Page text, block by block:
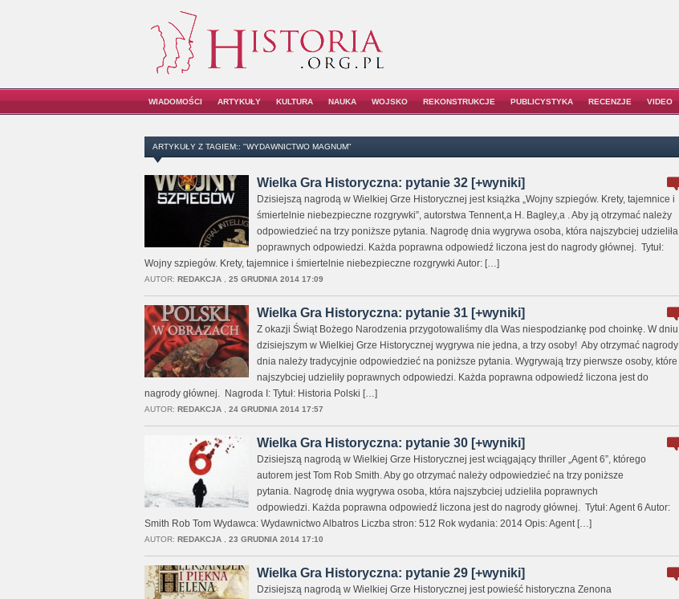
WIADOMOŚCI ARTYKUŁY KULTURA NAUKA WOJSKO REKONSTRUKCJE PUBLICYSTYKA RECENZJE VIDEO
ARTYKUŁY Z TAGIEM:: "WYDAWNICTWO MAGNUM"
Wielka Gra Historyczna: pytanie 32 [+wyniki]
Dzisiejszą nagrodą w Wielkiej Grze Historycznej jest książka „Wojny szpiegów. Krety, tajemnice i
śmiertelnie niebezpieczne rozgrywki”, autorstwa Tennent‚a H. Bagley‚a . Aby ją otrzymać należy
odpowiedzieć na trzy poniższe pytania. Nagrodę dnia wygrywa osoba, która najszybciej udzieliła
poprawnych odpowiedzi. Każda poprawna odpowiedź liczona jest do nagrody głównej. Tytuł:
Wojny szpiegów. Krety, tajemnice i śmiertelnie niebezpieczne rozgrywki Autor: […]
AUTOR: REDAKCJA, 25 GRUDNIA 2014 17:09
Wielka Gra Historyczna: pytanie 31 [+wyniki]
Z okazji Świąt Bożego Narodzenia przygotowaliśmy dla Was niespodziankę pod choinkę. W dniu
dzisiejszym w Wielkiej Grze Historycznej wygrywa nie jedna, a trzy osoby! Aby otrzymać nagrody
dnia należy tradycyjnie odpowiedzieć na poniższe pytania. Wygrywają trzy pierwsze osoby, które
najszybciej udzieliły poprawnych odpowiedzi. Każda poprawna odpowiedź liczona jest do
nagrody głównej. Nagroda I: Tytuł: Historia Polski […]
AUTOR: REDAKCJA, 24 GRUDNIA 2014 17:57
Wielka Gra Historyczna: pytanie 30 [+wyniki]
Dzisiejszą nagrodą w Wielkiej Grze Historycznej jest wciągający thriller „Agent 6”, którego
autorem jest Tom Rob Smith. Aby go otrzymać należy odpowiedzieć na trzy poniższe
pytania. Nagrodę dnia wygrywa osoba, która najszybciej udzieliła poprawnych
odpowiedzi. Każda poprawna odpowiedź liczona jest do nagrody głównej. Tytuł: Agent 6 Autor:
Smith Rob Tom Wydawca: Wydawnictwo Albatros Liczba stron: 512 Rok wydania: 2014 Opis: Agent […]
AUTOR: REDAKCJA, 23 GRUDNIA 2014 17:10
Wielka Gra Historyczna: pytanie 29 [+wyniki]
Dzisiejszą nagrodą w Wielkiej Grze Historycznej jest powieść historyczna Zenona